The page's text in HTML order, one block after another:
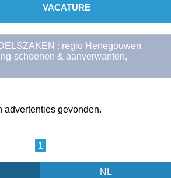
VACATURE
: regio Henegouwen
schoenen & aanverwanten,
advertenties gevonden.
1
NL